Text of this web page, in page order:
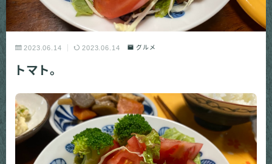
2023.06.14 2023.06.14 グルメ
トマト。